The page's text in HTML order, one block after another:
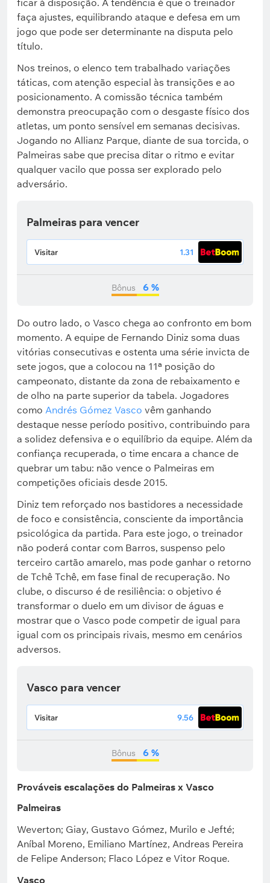
ficar à disposição. A tendência é que o treinador
faça ajustes, equilibrando ataque e defesa em um
jogo que pode ser determinante na disputa pelo
título.
Nos treinos, o elenco tem trabalhado variações
táticas, com atenção especial às transições e ao
posicionamento. A comissão técnica também
demonstra preocupação com o desgaste físico dos
atletas, um ponto sensível em semanas decisivas.
Jogando no Allianz Parque, diante de sua torcida, o
Palmeiras sabe que precisa ditar o ritmo e evitar
qualquer vacilo que possa ser explorado pelo
adversário.
Palmeiras para vencer
Bônus 6 %
Visitar 1.31
Do outro lado, o Vasco chega ao confronto em bom
momento. A equipe de Fernando Diniz soma duas
vitórias consecutivas e ostenta uma série invicta de
sete jogos, que a colocou na 11ª posição do
campeonato, distante da zona de rebaixamento e
de olho na parte superior da tabela. Jogadores
como Andrés Gómez Vasco vêm ganhando
destaque nesse período positivo, contribuindo para
a solidez defensiva e o equilíbrio da equipe. Além da
confiança recuperada, o time encara a chance de
quebrar um tabu: não vence o Palmeiras em
competições oficiais desde 2015.
Diniz tem reforçado nos bastidores a necessidade
de foco e consistência, consciente da importância
psicológica da partida. Para este jogo, o treinador
não poderá contar com Barros, suspenso pelo
terceiro cartão amarelo, mas pode ganhar o retorno
de Tchê Tchê, em fase final de recuperação. No
clube, o discurso é de resiliência: o objetivo é
transformar o duelo em um divisor de águas e
mostrar que o Vasco pode competir de igual para
igual com os principais rivais, mesmo em cenários
adversos.
Vasco para vencer
Bônus 6 %
Visitar 9.56
Prováveis escalações do Palmeiras x Vasco
Palmeiras
Weverton; Giay, Gustavo Gómez, Murilo e Jefté;
Aníbal Moreno, Emiliano Martínez, Andreas Pereira
de Felipe Anderson; Flaco López e Vitor Roque.
Vasco